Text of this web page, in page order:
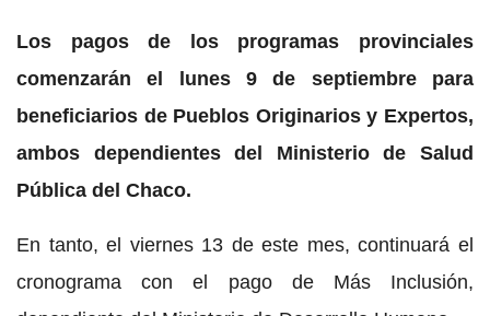
Los pagos de los programas provinciales
comenzarán el lunes 9 de septiembre para
beneficiarios de Pueblos Originarios y Expertos,
ambos dependientes del Ministerio de Salud
Pública del Chaco.
En tanto, el viernes 13 de este mes, continuará el
cronograma con el pago de Más Inclusión,